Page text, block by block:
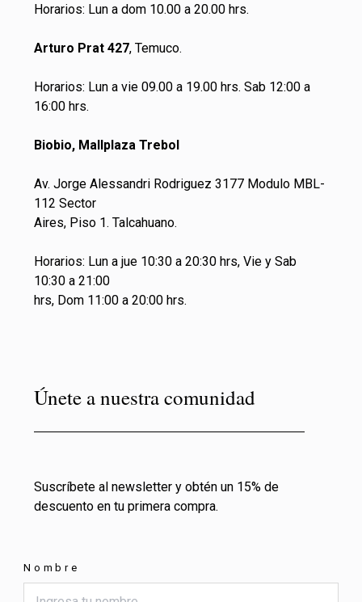
Horarios: Lun a dom 10.00 a 20.00 hrs.
Arturo Prat 427, Temuco.
Horarios: Lun a vie 09.00 a 19.00 hrs. Sab 12:00 a
16:00 hrs.
Biobio, Mallplaza Trebol
Av. Jorge Alessandri Rodriguez 3177 Modulo MBL-
112 Sector
Aires, Piso 1. Talcahuano.
Horarios: Lun a jue 10:30 a 20:30 hrs, Vie y Sab
10:30 a 21:00
hrs, Dom 11:00 a 20:00 hrs.
Únete a nuestra comunidad
Suscríbete al newsletter y obtén un 15% de
descuento en tu primera compra.
Nombre